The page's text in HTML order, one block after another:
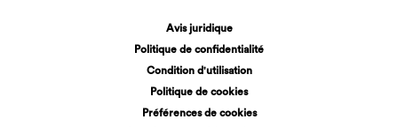
Avis juridique
Politique de confidentialité
Condition d'utilisation
Politique de cookies
Préférences de cookies